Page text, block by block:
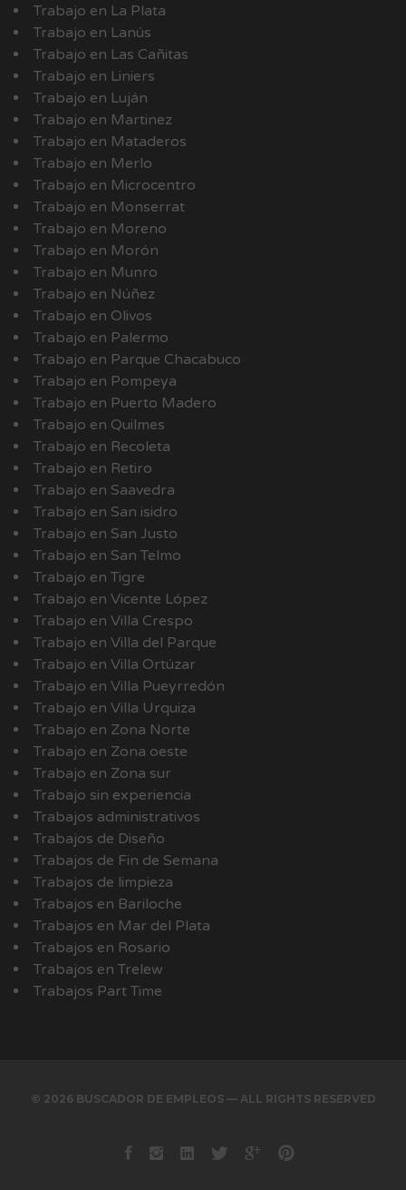
Trabajo en La Plata
Trabajo en Lanús
Trabajo en Las Cañitas
Trabajo en Liniers
Trabajo en Luján
Trabajo en Martinez
Trabajo en Mataderos
Trabajo en Merlo
Trabajo en Microcentro
Trabajo en Monserrat
Trabajo en Moreno
Trabajo en Morón
Trabajo en Munro
Trabajo en Núñez
Trabajo en Olivos
Trabajo en Palermo
Trabajo en Parque Chacabuco
Trabajo en Pompeya
Trabajo en Puerto Madero
Trabajo en Quilmes
Trabajo en Recoleta
Trabajo en Retiro
Trabajo en Saavedra
Trabajo en San isidro
Trabajo en San Justo
Trabajo en San Telmo
Trabajo en Tigre
Trabajo en Vicente López
Trabajo en Villa Crespo
Trabajo en Villa del Parque
Trabajo en Villa Ortúzar
Trabajo en Villa Pueyrredón
Trabajo en Villa Urquiza
Trabajo en Zona Norte
Trabajo en Zona oeste
Trabajo en Zona sur
Trabajo sin experiencia
Trabajos administrativos
Trabajos de Diseño
Trabajos de Fin de Semana
Trabajos de limpieza
Trabajos en Bariloche
Trabajos en Mar del Plata
Trabajos en Rosario
Trabajos en Trelew
Trabajos Part Time
© 2026 BUSCADOR DE EMPLEOS — ALL RIGHTS RESERVED
Facebook
instagram
LinkedinTwitterGoogle+